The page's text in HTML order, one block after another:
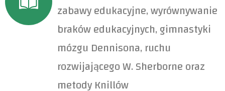
zabawy edukacyjne, wyrównywanie
braków edukacyjnych, gimnastyki
mózgu Dennisona, ruchu
rozwijającego W. Sherborne oraz
metody Knillów